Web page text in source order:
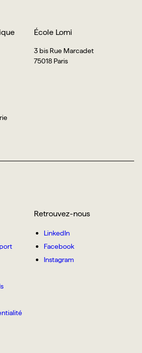
École Lomi
3 bis Rue Marcadet
75018 Paris
Retrouvez-nous
LinkedIn
Facebook
Instagram